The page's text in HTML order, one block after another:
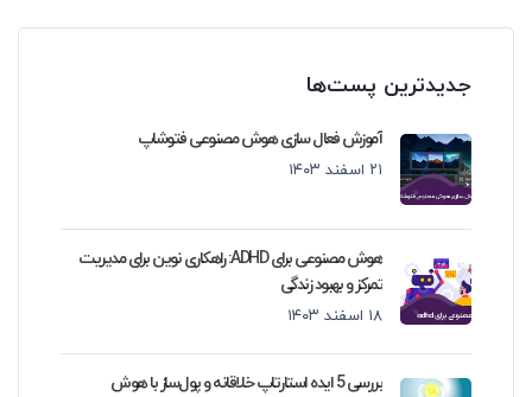
جدیدترین پست‌ها
آموزش فعال سازی هوش مصنوعی فتوشاپ
۲۱ اسفند ۱۴۰۳
هوش مصنوعی برای ADHD: راهکاری نوین برای مدیریت
تمرکز و بهبود زندگی
۱۸ اسفند ۱۴۰۳
بررسی 5 ایده استارتاپ خلاقانه و پول‌ساز با هوش